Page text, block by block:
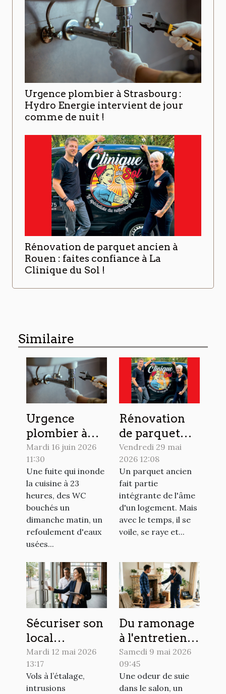
Urgence plombier à Strasbourg :
Hydro Energie intervient de jour
comme de nuit !
Rénovation de parquet ancien à
Rouen : faites confiance à La
Clinique du Sol !
Similaire
Urgence
plombier à
Strasbourg :
Hydro
Energie
intervient de
jour comme
de nuit !
Mardi 16 juin 2026
11:30
Une fuite qui inonde
la cuisine à 23
heures, des WC
bouchés un
dimanche matin, un
refoulement d'eaux
usées...
Rénovation
de parquet
ancien à
Rouen : faites
confiance à La
Clinique du
Sol !
Vendredi 29 mai
2026 12:08
Un parquet ancien
fait partie
intégrante de l'âme
d'un logement. Mais
avec le temps, il se
voile, se raye et...
Sécuriser son
local
professionnel
: les erreurs à
ne plus
Mardi 12 mai 2026
13:17
Vols à l’étalage,
intrusions
Du ramonage
à l'entretien
global :
comment
anticiper les
Samedi 9 mai 2026
09:45
Une odeur de suie
dans le salon, un